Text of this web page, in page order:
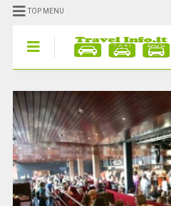
TOP MENU